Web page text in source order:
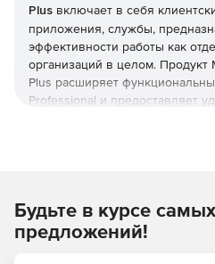
Plus включает в себя
приложения, службы,
эффективности работы как
организаций в целом. Продукт
Plus расширяет
Professional и предоставляет
производительности на
использовать возможности
приобретено в будущем,
Будьте в курсе
предложений!